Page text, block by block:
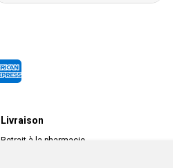
Livraison
Retrait à la pharmacie